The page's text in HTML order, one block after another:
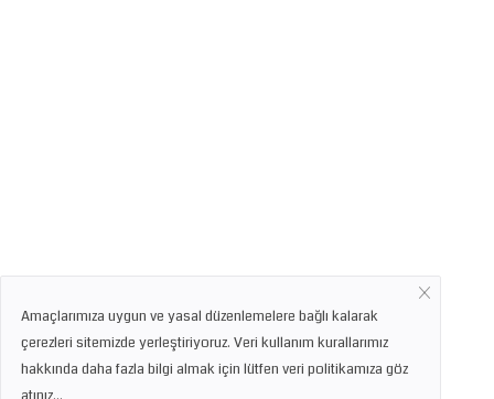
Amaçlarımıza uygun ve yasal düzenlemelere bağlı kalarak
çerezleri sitemizde yerleştiriyoruz. Veri kullanım kurallarımız
hakkında daha fazla bilgi almak için lütfen veri politikamıza göz